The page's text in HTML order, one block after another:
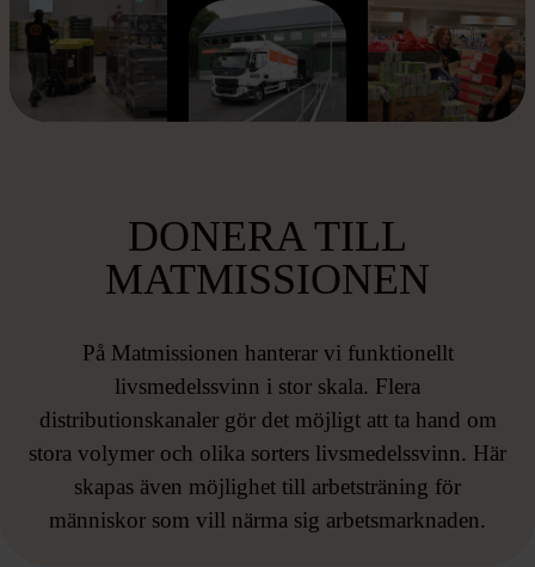
DONERA TILL
MATMISSIONEN
På Matmissionen hanterar vi funktionellt
livsmedelssvinn i stor skala. Flera
distributionskanaler gör det möjligt att ta hand om
stora volymer och olika sorters livsmedelssvinn. Här
skapas även möjlighet till arbetsträning för
människor som vill närma sig arbetsmarknaden.